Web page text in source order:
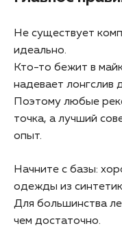
Не существует
идеально.
Кто-то бежит в
надевает лонгслив
Поэтому любые
точка, а лучший
опыт.
Начните с базы:
одежды из
Для большинства
чем достаточно.